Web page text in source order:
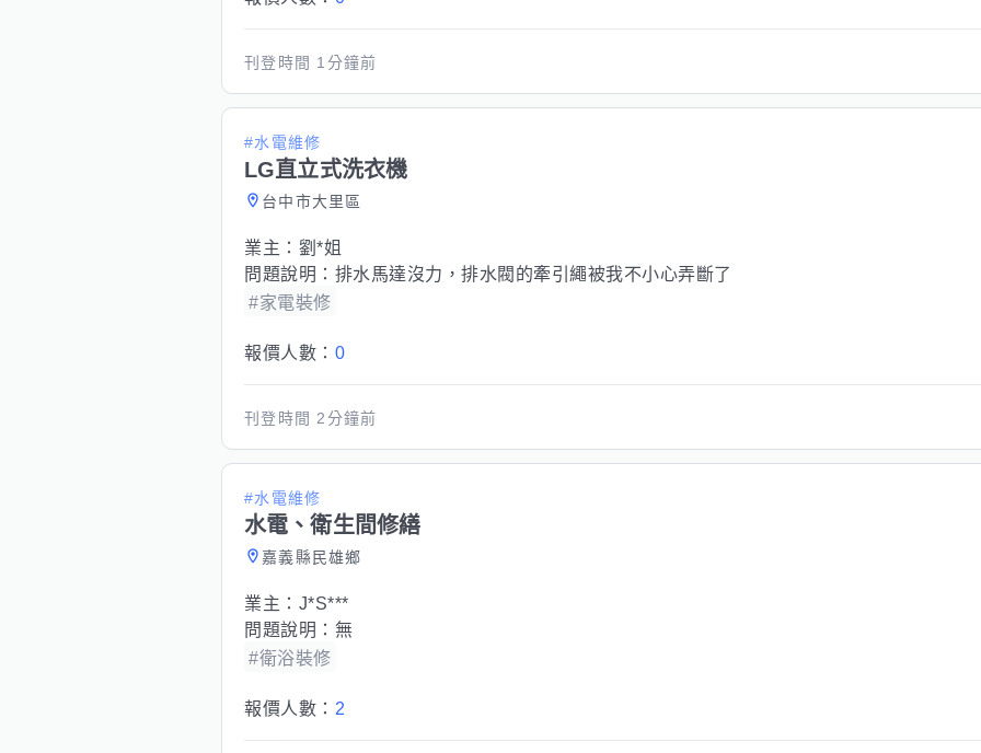
刊登時間 1分鐘前
#水電維修
LG直立式洗衣機
台中市大里區
業主： 劉*姐
問題說明： 排水馬達沒力，排水閥的牽引繩被我不小心弄斷了
#家電裝修
報價人數： 0
刊登時間 2分鐘前
#水電維修
水電、衛生間修繕
嘉義縣民雄鄉
業主： J*S***
問題說明： 無
#衛浴裝修
報價人數： 2